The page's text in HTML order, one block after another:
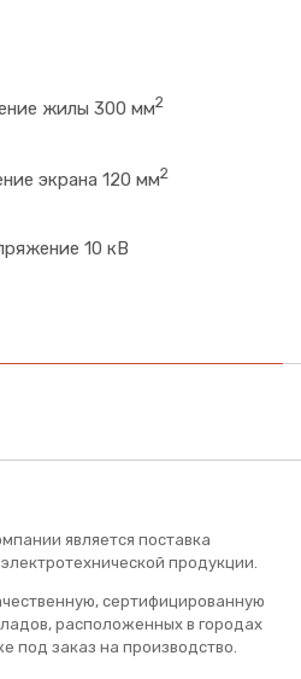
жилы 300 мм2
экрана 120 мм2
10 кВ
является поставка
продукции.
сертифицированную
расположенных в городах
под заказ на производство.